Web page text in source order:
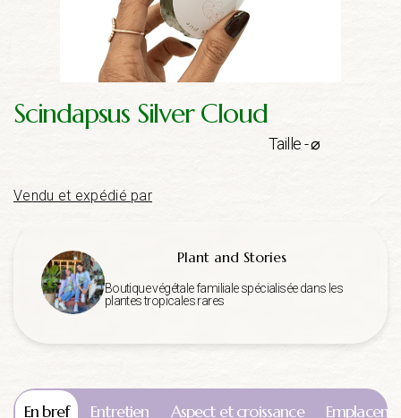
Scindapsus Silver Cloud
Taille - ⌀
Vendu et expédié par
Plant and Stories
Boutique végétale familiale spécialisée dans les
plantes tropicales rares
En bref Entretien Aspect et croissance